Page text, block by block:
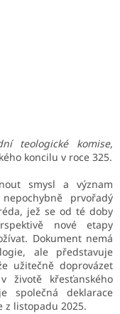
teologické komise,
koncilu v roce 325.
smysl a význam
prvořadý
jež se od té doby
nové etapy
Dokument nemá
ale představuje
užitečně doprovázet
křesťanského
společná deklarace
z listopadu 2025.